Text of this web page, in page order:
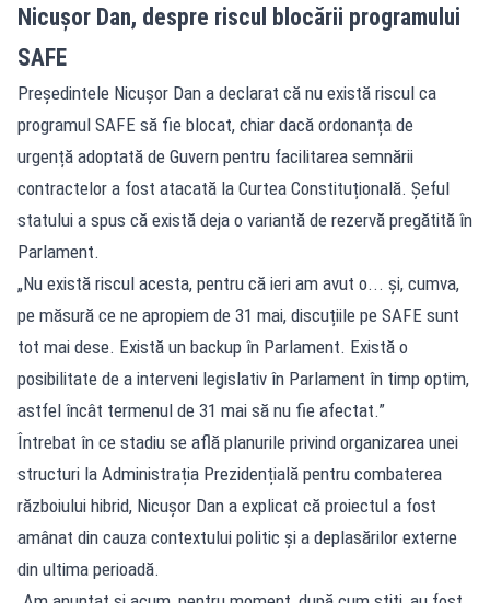
Nicușor Dan, despre riscul blocării programului
SAFE
Președintele Nicușor Dan a declarat că nu există riscul ca
programul SAFE să fie blocat, chiar dacă ordonanța de
urgență adoptată de Guvern pentru facilitarea semnării
contractelor a fost atacată la Curtea Constituțională. Șeful
statului a spus că există deja o variantă de rezervă pregătită în
Parlament.
„Nu există riscul acesta, pentru că ieri am avut o... și, cumva,
pe măsură ce ne apropiem de 31 mai, discuțiile pe SAFE sunt
tot mai dese. Există un backup în Parlament. Există o
posibilitate de a interveni legislativ în Parlament în timp optim,
astfel încât termenul de 31 mai să nu fie afectat.”
Întrebat în ce stadiu se află planurile privind organizarea unei
structuri la Administrația Prezidențială pentru combaterea
războiului hibrid, Nicușor Dan a explicat că proiectul a fost
amânat din cauza contextului politic și a deplasărilor externe
din ultima perioadă.